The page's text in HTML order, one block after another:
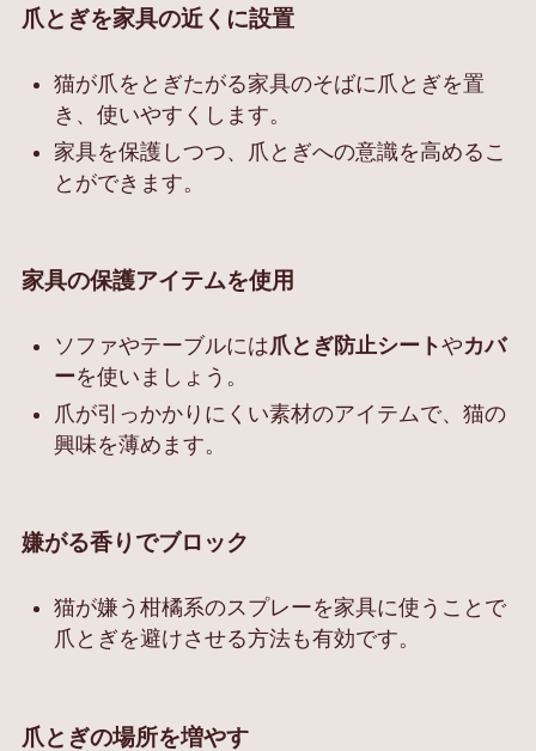
爪とぎを家具の近くに設置
猫が爪をとぎたがる家具のそばに爪とぎを置
き、使いやすくします。
家具を保護しつつ、爪とぎへの意識を高めるこ
とができます。
家具の保護アイテムを使用
ソファやテーブルには爪とぎ防止シートやカバ
ーを使いましょう。
爪が引っかかりにくい素材のアイテムで、猫の
興味を薄めます。
嫌がる香りでブロック
猫が嫌う柑橘系のスプレーを家具に使うことで
爪とぎを避けさせる方法も有効です。
爪とぎの場所を増やす